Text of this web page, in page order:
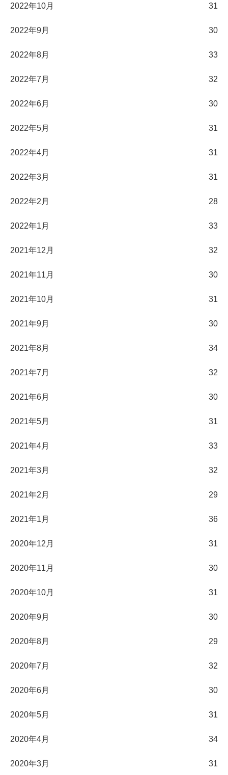
2022年10月 31
2022年9月 30
2022年8月 33
2022年7月 32
2022年6月 30
2022年5月 31
2022年4月 31
2022年3月 31
2022年2月 28
2022年1月 33
2021年12月 32
2021年11月 30
2021年10月 31
2021年9月 30
2021年8月 34
2021年7月 32
2021年6月 30
2021年5月 31
2021年4月 33
2021年3月 32
2021年2月 29
2021年1月 36
2020年12月 31
2020年11月 30
2020年10月 31
2020年9月 30
2020年8月 29
2020年7月 32
2020年6月 30
2020年5月 31
2020年4月 34
2020年3月 31